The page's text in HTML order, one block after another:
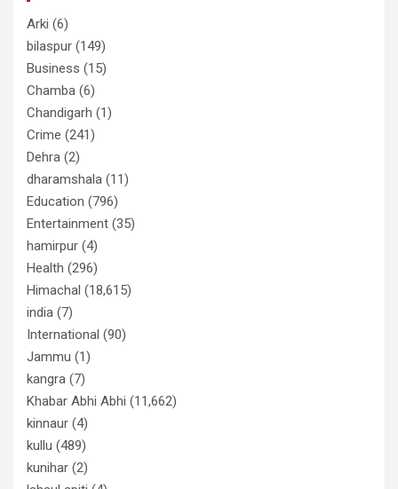
Arki (6)
bilaspur (149)
Business (15)
Chamba (6)
Chandigarh (1)
Crime (241)
Dehra (2)
dharamshala (11)
Education (796)
Entertainment (35)
hamirpur (4)
Health (296)
Himachal (18,615)
india (7)
International (90)
Jammu (1)
kangra (7)
Khabar Abhi Abhi (11,662)
kinnaur (4)
kullu (489)
kunihar (2)